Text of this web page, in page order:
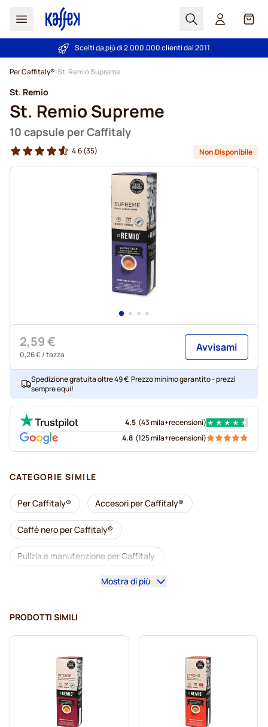
Search
Prezzo minimo garantito- prezzi sempre equi
Scelti da più di 2.000.000 clienti dal 2011
Per Caffitaly® St. Remio Supreme
St. Remio
St. Remio Supreme
10 capsule per Caffitaly
4.6(35) Non Disponibile
2,59 €
0,26 €/ tazza
Avvisami
Spedizione gratuita oltre 49 €. Prezzo minimo garantito - prezzi
sempre equi!
4.5 (43 mila+recensioni)
4.8 (125 mila+recensioni)
CATEGORIE SIMILE
Per Caffitaly® Accesori per Caffitaly®
Caffè nero per Caffitaly®
Pulizia e manutenzione per Caffitaly
Gimoka capsule per Caffitaly Capsule per Caffitaly®
Mostra di più
PRODOTTI SIMILI